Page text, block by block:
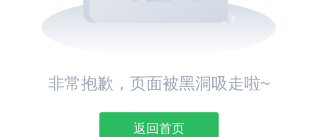
非常抱歉，页面被黑洞吸走啦~
返回首页